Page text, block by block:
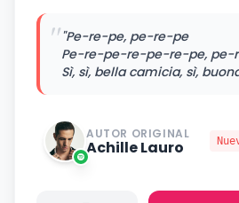
""Pe-re-pe, pe-re-pe
Pe-re-pe-re-pe-re-pe, pe-
Sì, sì, bella camicia, sì,
AUTOR ORIGINAL
Achille Lauro